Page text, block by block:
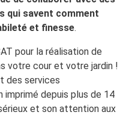
qui savent comment
et finesse.
pour la réalisation de
votre cour et votre jardin !
des services
imprimé depuis plus de 14
et son attention aux